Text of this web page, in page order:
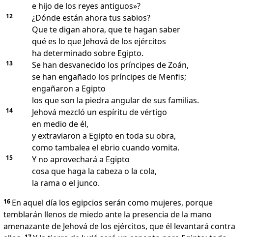
e hijo de los reyes antiguos»?
12
¿Dónde están ahora tus sabios?
Que te digan ahora, que te hagan saber
qué es lo que Jehová de los ejércitos
ha determinado sobre Egipto.
13
Se han desvanecido los príncipes de Zoán,
se han engañado los príncipes de Menfis;
engañaron a Egipto
los que son la piedra angular de sus familias.
14
Jehová mezcló un espíritu de vértigo
en medio de él,
y extraviaron a Egipto en toda su obra,
como tambalea el ebrio cuando vomita.
15
Y no aprovechará a Egipto
cosa que haga la cabeza o la cola,
la rama o el junco.
16 En aquel día los egipcios serán como mujeres, porque
temblarán llenos de miedo ante la presencia de la mano
amenazante de Jehová de los ejércitos, que él levantará contra